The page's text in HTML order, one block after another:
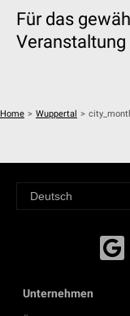
Für das
Home > Wuppertal >
Unternehmen